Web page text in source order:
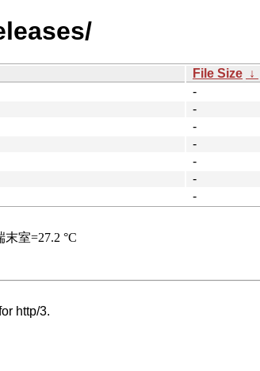
File Size ↓
-
-
-
-
-
-
-
http/3.